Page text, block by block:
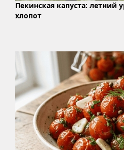
Пекинская капуста: летний
хлопот